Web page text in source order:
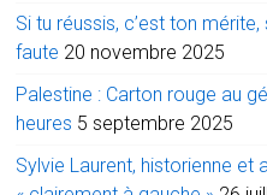
Si tu réussis, c’est ton
faute 20 novembre 2025
Palestine : Carton rouge au
heures 5 septembre 2025
Sylvie Laurent, historienne